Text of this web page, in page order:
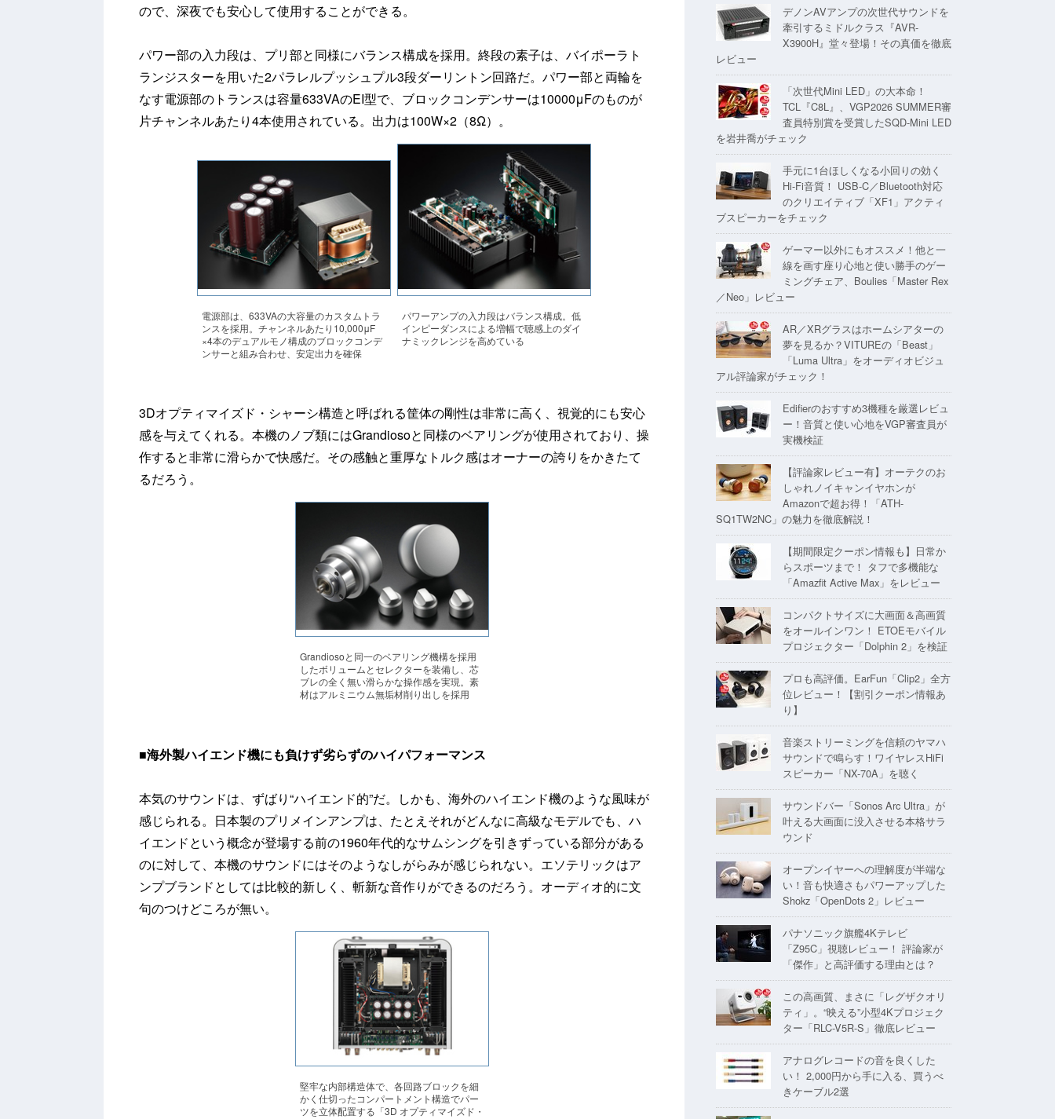
ので、深夜でも安心して使用することができる。
パワー部の入力段は、プリ部と同様にバランス構成を採用。終段の素子は、バイポーラト
ランジスターを用いた2パラレルプッシュプル3段ダーリントン回路だ。パワー部と両輪を
なす電源部のトランスは容量633VAのEI型で、ブロックコンデンサーは10000μFのものが
片チャンネルあたり4本使用されている。出力は100W×2（8Ω）。
電源部は、633VAの大容量のカスタムトラ
ンスを採用。チャンネルあたり10,000μF
×4本のデュアルモノ構成のブロックコンデ
ンサーと組み合わせ、安定出力を確保
パワーアンプの入力段はバランス構成。低
インピーダンスによる増幅で聴感上のダイ
ナミックレンジを高めている
3Dオプティマイズド・シャーシ構造と呼ばれる筐体の剛性は非常に高く、視覚的にも安心
感を与えてくれる。本機のノブ類にはGrandiosoと同様のベアリングが使用されており、操
作すると非常に滑らかで快感だ。その感触と重厚なトルク感はオーナーの誇りをかきたて
るだろう。
Grandiosoと同一のベアリング機構を採用
したボリュームとセレクターを装備し、芯
ブレの全く無い滑らかな操作感を実現。素
材はアルミニウム無垢材削り出しを採用
■海外製ハイエンド機にも負けず劣らずのハイパフォーマンス
本気のサウンドは、ずばり“ハイエンド的”だ。しかも、海外のハイエンド機のような風味が
感じられる。日本製のプリメインアンプは、たとえそれがどんなに高級なモデルでも、ハ
イエンドという概念が登場する前の1960年代的なサムシングを引きずっている部分がある
のに対して、本機のサウンドにはそのようなしがらみが感じられない。エソテリックはア
ンプブランドとしては比較的新しく、斬新な音作りができるのだろう。オーディオ的に文
句のつけどころが無い。
堅牢な内部構造体で、各回路ブロックを細
かく仕切ったコンパートメント構造でパー
ツを立体配置する「3D オプティマイズド・
デノンAVアンプの次世代サウンドを
牽引するミドルクラス『AVR-
X3900H』堂々登場！その真価を徹底
レビュー
「次世代Mini LED」の大本命！
TCL『C8L』、VGP2026 SUMMER審
査員特別賞を受賞したSQD-Mini LED
を岩井喬がチェック
手元に1台ほしくなる小回りの効く
Hi-Fi音質！ USB-C／Bluetooth対応
のクリエイティブ「XF1」アクティ
ブスピーカーをチェック
ゲーマー以外にもオススメ！他と一
線を画す座り心地と使い勝手のゲー
ミングチェア、Boulies「Master Rex
／Neo」レビュー
AR／XRグラスはホームシアターの
夢を見るか？VITUREの「Beast」
「Luma Ultra」をオーディオビジュ
アル評論家がチェック！
Edifierのおすすめ3機種を厳選レビュ
ー！音質と使い心地をVGP審査員が
実機検証
【評論家レビュー有】オーテクのお
しゃれノイキャンイヤホンが
Amazonで超お得！「ATH-
SQ1TW2NC」の魅力を徹底解説！
【期間限定クーポン情報も】日常か
らスポーツまで！ タフで多機能な
「Amazfit Active Max」をレビュー
コンパクトサイズに大画面＆高画質
をオールインワン！ ETOEモバイル
プロジェクター「Dolphin 2」を検証
プロも高評価。EarFun「Clip2」全方
位レビュー！【割引クーポン情報あ
り】
音楽ストリーミングを信頼のヤマハ
サウンドで鳴らす！ワイヤレスHiFi
スピーカー「NX-70A」を聴く
サウンドバー「Sonos Arc Ultra」が
叶える大画面に没入させる本格サラ
ウンド
オープンイヤーへの理解度が半端な
い！音も快適さもパワーアップした
Shokz「OpenDots 2」レビュー
パナソニック旗艦4Kテレビ
「Z95C」視聴レビュー！ 評論家が
「傑作」と高評価する理由とは？
この高画質、まさに「レグザクオリ
ティ」。“映える”小型4Kプロジェク
ター「RLC-V5R-S」徹底レビュー
アナログレコードの音を良くした
い！ 2,000円から手に入る、買うべ
きケーブル2選